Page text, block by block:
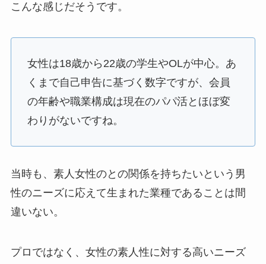
こんな感じだそうです。
女性は18歳から22歳の学生やOLが中心。あ
くまで自己申告に基づく数字ですが、会員
の年齢や職業構成は現在のパパ活とほぼ変
わりがないですね。
当時も、 素人女性のとの関係を持ちたいという男
性のニーズに応えて生まれた業種であることは間
違いない。
プロではなく、女性の素人性に対する高いニーズ